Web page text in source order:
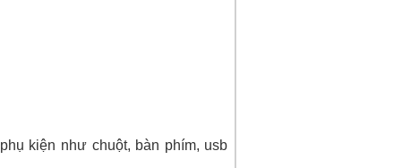
kiện như chuột, bàn phím, usb